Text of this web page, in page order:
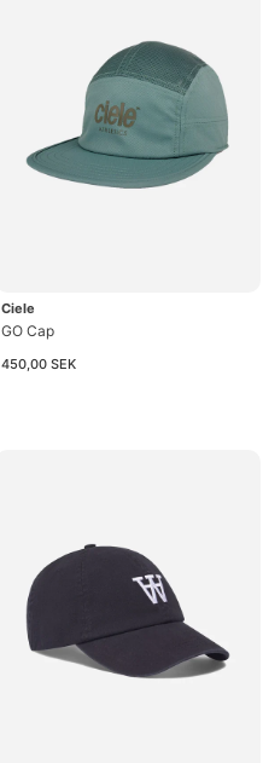
Ciele
GO Cap
450,00 SEK